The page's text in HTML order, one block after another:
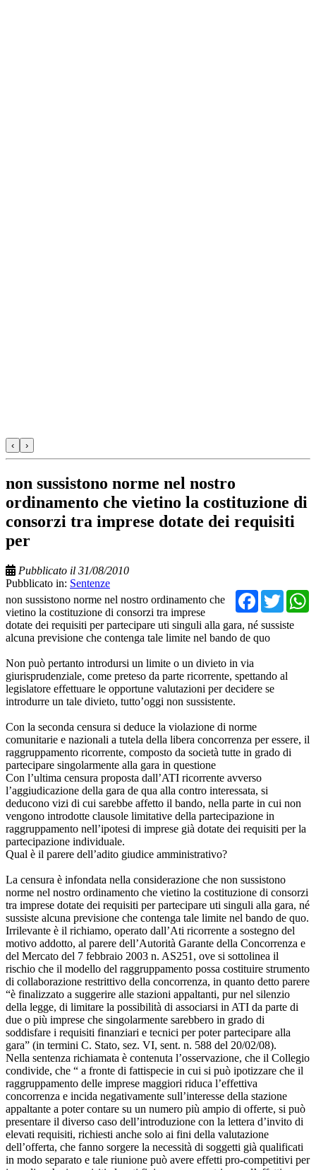
‹ ›
non sussistono norme nel nostro
ordinamento che vietino la costituzione di
consorzi tra imprese dotate dei requisiti
per
Pubblicato il 31/08/2010
Pubblicato in: Sentenze
non sussistono norme nel nostro ordinamento che
vietino la costituzione di consorzi tra imprese
dotate dei requisiti per partecipare uti singuli alla gara, né sussiste
alcuna previsione che contenga tale limite nel bando de quo
Non può pertanto introdursi un limite o un divieto in via
giurisprudenziale, come preteso da parte ricorrente, spettando al
legislatore effettuare le opportune valutazioni per decidere se
introdurre un tale divieto, tutto’oggi non sussistente.
Con la seconda censura si deduce la violazione di norme
comunitarie e nazionali a tutela della libera concorrenza per essere, il
raggruppamento ricorrente, composto da società tutte in grado di
partecipare singolarmente alla gara in questione
Con l’ultima censura proposta dall’ATI ricorrente avverso
l’aggiudicazione della gara de qua alla contro interessata, si
deducono vizi di cui sarebbe affetto il bando, nella parte in cui non
vengono introdotte clausole limitative della partecipazione in
raggruppamento nell’ipotesi di imprese già dotate dei requisiti per la
partecipazione individuale.
Qual è il parere dell’adito giudice amministrativo?
La censura è infondata nella considerazione che non sussistono
norme nel nostro ordinamento che vietino la costituzione di consorzi
tra imprese dotate dei requisiti per partecipare uti singuli alla gara, né
sussiste alcuna previsione che contenga tale limite nel bando de quo.
Irrilevante è il richiamo, operato dall’Ati ricorrente a sostegno del
motivo addotto, al parere dell’Autorità Garante della Concorrenza e
del Mercato del 7 febbraio 2003 n. AS251, ove si sottolinea il
rischio che il modello del raggruppamento possa costituire strumento
di collaborazione restrittivo della concorrenza, in quanto detto parere
“è finalizzato a suggerire alle stazioni appaltanti, pur nel silenzio
della legge, di limitare la possibilità di associarsi in ATI da parte di
due o più imprese che singolarmente sarebbero in grado di
soddisfare i requisiti finanziari e tecnici per poter partecipare alla
gara” (in termini C. Stato, sez. VI, sent. n. 588 del 20/02/08).
Nella sentenza richiamata è contenuta l’osservazione, che il Collegio
condivide, che “ a fronte di fattispecie in cui si può ipotizzare che il
raggruppamento delle imprese maggiori riduca l’effettiva
concorrenza e incida negativamente sull’interesse della stazione
appaltante a poter contare su un numero più ampio di offerte, si può
presentare il diverso caso dell’introduzione con la lettera d’invito di
elevati requisiti, richiesti anche solo ai fini della valutazione
dell’offerta, che fanno sorgere la necessità di soggetti già qualificati
in modo separato e tale riunione può avere effetti pro-competitivi per